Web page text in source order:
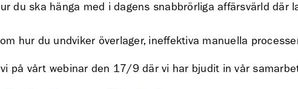
du ska hänga med i dagens snabbrörliga affärsvärld
hur du undviker överlager, ineffektiva manuella
på vårt webinar den 17/9 där vi har bjudit in vår